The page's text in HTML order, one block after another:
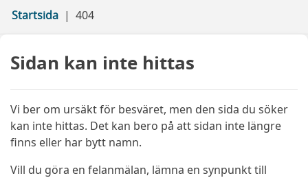
Startsida 404
Sidan kan inte hittas
Vi ber om ursäkt för besväret, men den sida du söker
kan inte hittas. Det kan bero på att sidan inte längre
finns eller har bytt namn.
Vill du göra en felanmälan, lämna en synpunkt till